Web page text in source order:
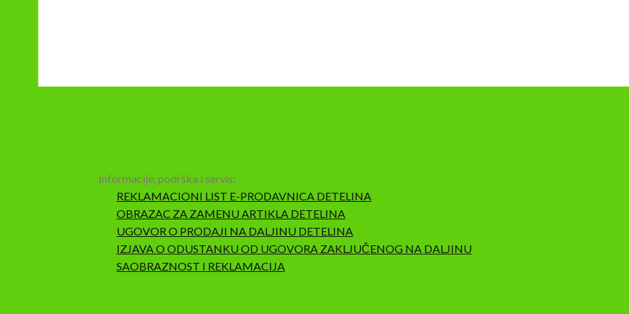
Informacije, podrška i servis:
REKLAMACIONI LIST E-PRODAVNICA DETELINA
OBRAZAC ZA ZAMENU ARTIKLA DETELINA
UGOVOR O PRODAJI NA DALJINU DETELINA
IZJAVA O ODUSTANKU OD UGOVORA ZAKLJUČENOG NA DALJINU
SAOBRAZNOST I REKLAMACIJA